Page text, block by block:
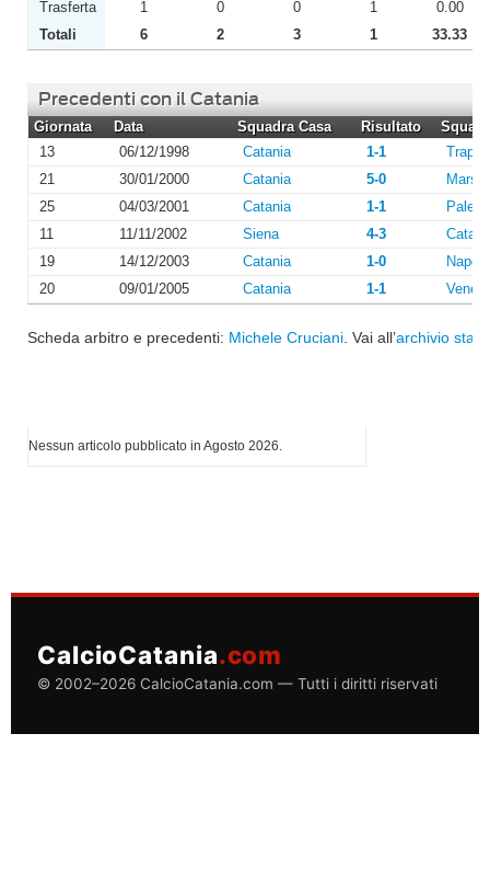
Trasferta
1 0 0 1
0.00
Totali
6 2 3 1 33.33
Precedenti con il Catania
Giornata Data Squadra Casa Risultato
13
06/12/1998 Catania 1-1
21
30/01/2000 Catania 5-0
25
04/03/2001 Catania 1-1
11
11/11/2002 Siena 4-3
19
14/12/2003 Catania 1-0
Napoli
20
09/01/2005 Catania 1-1
Scheda arbitro e precedenti: Michele Cruciani . Vai all’archivio
Nessun articolo pubblicato in Agosto 2026.
CalcioCatania.com
© 2002–2026 CalcioCatania.com — Tutti i diritti riservati